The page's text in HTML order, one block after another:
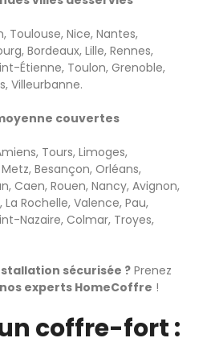
Toulouse, Nice, Nantes,
Bordeaux, Lille, Rennes,
Étienne, Toulon, Grenoble,
Villeurbanne.
couvertes
Tours, Limoges,
Besançon, Orléans,
Caen, Rouen, Nancy, Avignon,
Rochelle, Valence, Pau,
Nazaire, Colmar, Troyes,
sécurisée ? Prenez
nos experts HomeCoffre !
coffre-fort :